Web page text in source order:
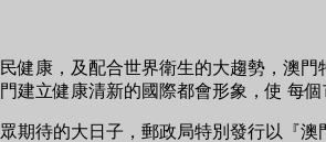
健康，及配合世界衛生的大趨勢，澳
建立健康清新的國際都會形象，使 每個
期待的大日子，郵政局特別發行以『